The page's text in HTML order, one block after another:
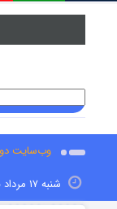
وب‌سایت
شنبه ۱۷ مرداد ۱۴۰۵